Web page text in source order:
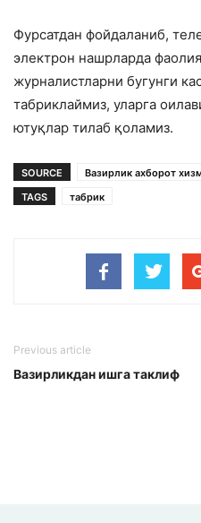
Фурсатдан фойдаланиб,
электрон нашрларда
журналистларни бугунги
табриклаймиз, уларга
ютуқлар тилаб қоламиз.
SOURCE
Вазирлик ахборот
TAGS
табрик
Previous article
Вазирликдан ишга таклиф